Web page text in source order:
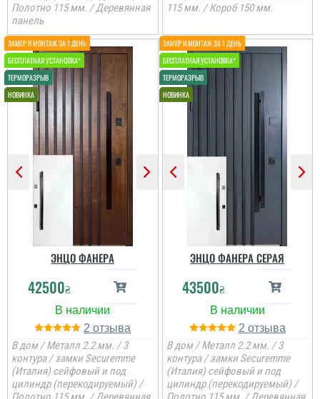
Полотно 115 мм. / Деревянная
панель
115 мм. / Короб 150 мм.
ЭНЦО ФАНЕРА
42500₴
2
В дом / Металл 2.2 мм. / 3
контура / замки Securemme
(Италия) сейфовый и под
цилиндр (перекодируемый) /
ЭНЦО ФАНЕРА СЕРАЯ
43500₴
2
В дом / Металл 2.2 мм. / 3
контура / замки Securemme
(Италия) сейфовый и под
цилиндр (перекодируемый) /